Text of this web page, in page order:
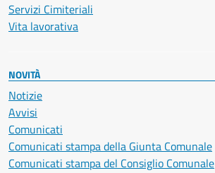
Servizi Cimiteriali
Vita lavorativa
NOVITÀ
Notizie
Avvisi
Comunicati
Comunicati stampa della Giunta Comunale
Comunicati stampa del Consiglio Comunale